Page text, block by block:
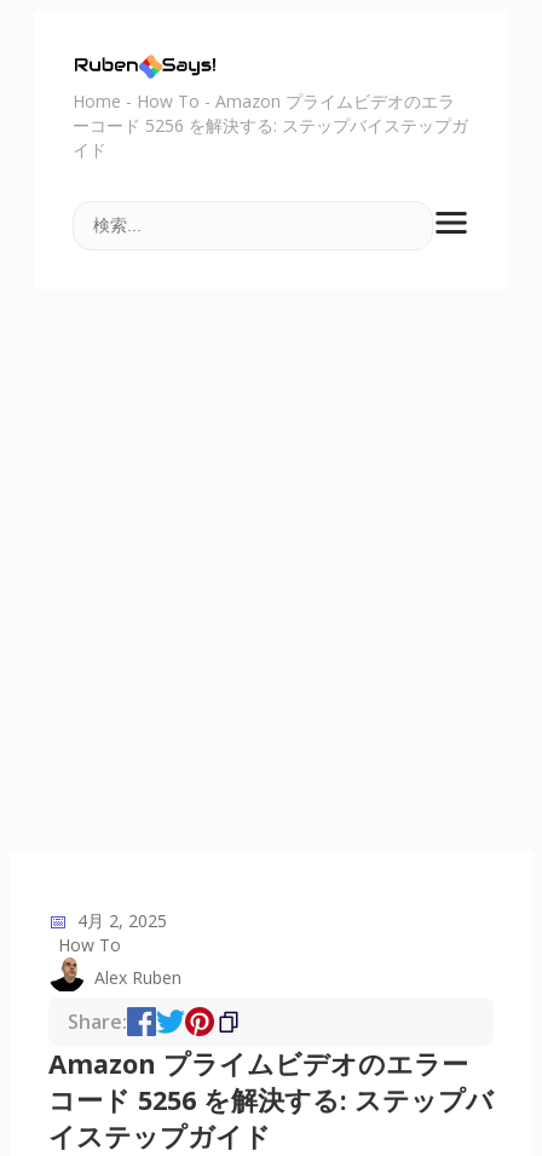
Home - How To - Amazon プライムビデオのエラ
ーコード 5256 を解決する: ステップバイステップガ
イド
📅 4月 2, 2025
How To
Alex Ruben
Share:
Amazon プライムビデオのエラー
コード 5256 を解決する: ステップバ
イステップガイド